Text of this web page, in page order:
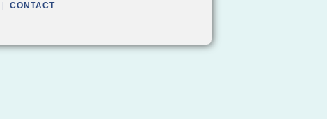
CONTACT